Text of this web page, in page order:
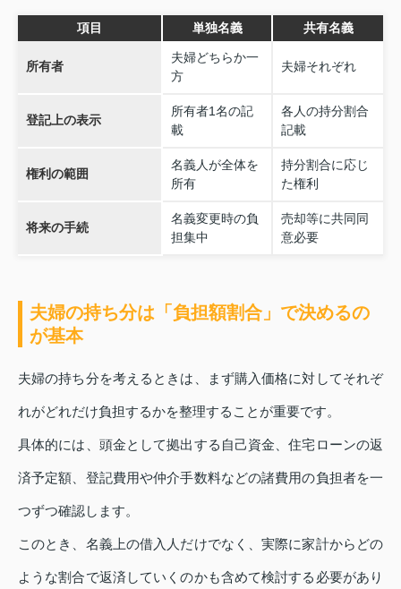
項目 単独名義 共有名義
所有者
夫婦どちらか一
方
夫婦それぞれ
登記上の表示
所有者1名の記
載
各人の持分割合
記載
権利の範囲
名義人が全体を
所有
持分割合に応じ
た権利
将来の手続
名義変更時の負
担集中
売却等に共同同
意必要
夫婦の持ち分は「負担額割合」で決めるの
が基本
夫婦の持ち分を考えるときは、まず購入価格に対してそれぞ
れがどれだけ負担するかを整理することが重要です。
具体的には、頭金として拠出する自己資金、住宅ローンの返
済予定額、登記費用や仲介手数料などの諸費用の負担者を一
つずつ確認します。
このとき、名義上の借入人だけでなく、実際に家計からどの
ような割合で返済していくのかも含めて検討する必要があり